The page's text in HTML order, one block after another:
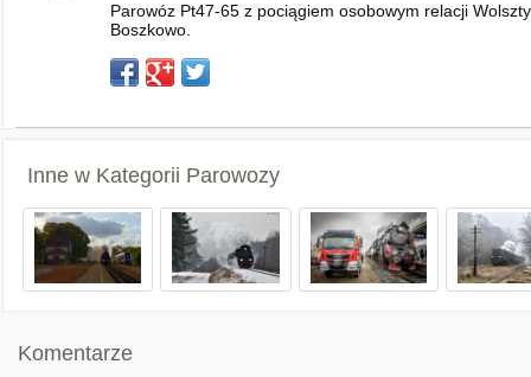
Parowóz Pt47-65 z pociągiem osobowym relacji
Boszkowo.
Inne w Kategorii Parowozy
Komentarze